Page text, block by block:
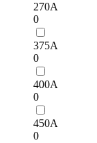
270А
0
375А
0
400А
0
450А
0